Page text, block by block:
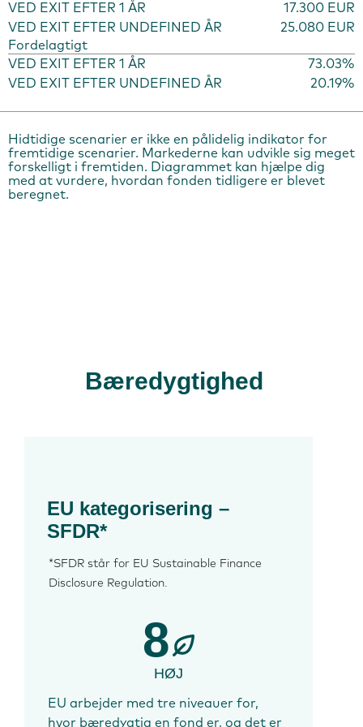
VED EXIT EFTER 1 ÅR
17.300 EUR
VED EXIT EFTER UNDEFINED ÅR
25.080 EUR
Fordelagtigt
VED EXIT EFTER 1 ÅR
73.03%
VED EXIT EFTER UNDEFINED ÅR
20.19%
Hidtidige scenarier er ikke en pålidelig indikator for
fremtidige scenarier. Markederne kan udvikle sig meget
forskelligt i fremtiden. Diagrammet kan hjælpe dig
med at vurdere, hvordan fonden tidligere er blevet
beregnet.
Bæredygtighed
EU kategorisering –
SFDR*
*SFDR står for EU Sustainable Finance
Disclosure Regulation.
8
HØJ
EU arbejder med tre niveauer for,
hvor bæredygtig en fond er, og det er